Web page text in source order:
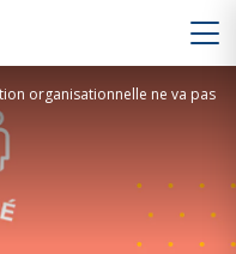
organisationnelle ne va pas